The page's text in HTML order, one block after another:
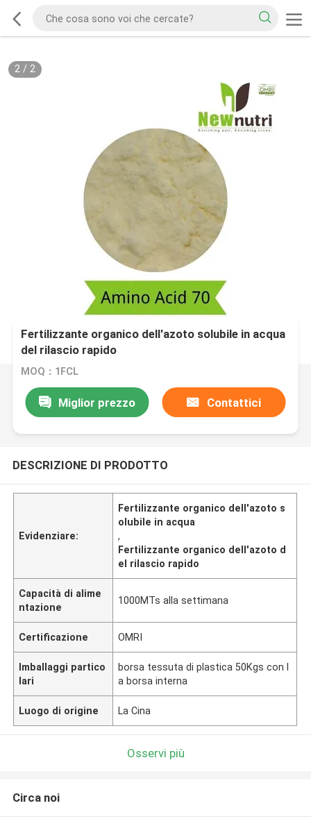
2/ 2
Fertilizzante organico dell'azoto solubile in acqua
del rilascio rapido
MOQ：1FCL
Miglior prezzo Contattici
DESCRIZIONE DI PRODOTTO
Evidenziare:
Fertilizzante organico dell'azoto s
olubile in acqua
,
Fertilizzante organico dell'azoto d
el rilascio rapido
Capacità di alime
ntazione
1000MTs alla settimana
Certificazione OMRI
Imballaggi partico
lari
borsa tessuta di plastica 50Kgs con l
a borsa interna
Luogo di origine La Cina
Osservi più
Circa noi